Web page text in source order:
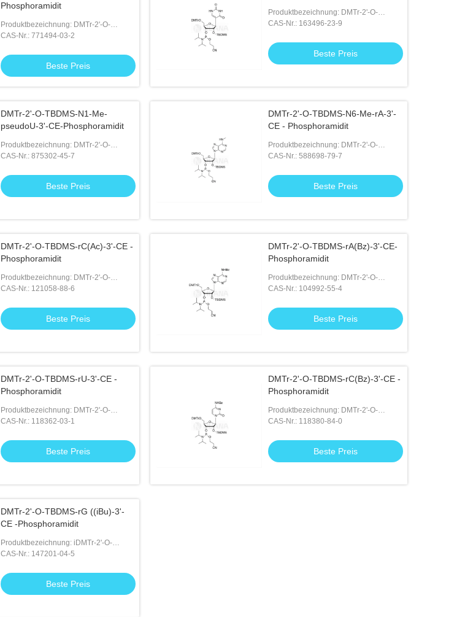
Phosphoramidit
Produktbezeichnung: DMTr-2'-O-
TBDMS-8-Azanebularin-3'-CE-
CAS-Nr.: 771494-03-2
Beste Preis
Produktbezeichnung: DMTr-2'-O-
TBDMS-pseudoU-3'-CE -
CAS-Nr.: 163496-23-9
Beste Preis
DMTr-2'-O-TBDMS-N1-Me-
pseudoU-3'-CE-Phosphoramidit
Produktbezeichnung: DMTr-2'-O-
TBDMS-N1-Me-pseudoU-3'-CE-
CAS-Nr.: 875302-45-7
Beste Preis
DMTr-2'-O-TBDMS-N6-Me-rA-3'-
CE - Phosphoramidit
Produktbezeichnung: DMTr-2'-O-
TBDMS-N6-Me-rA-3'-CE -
CAS-Nr.: 588698-79-7
Beste Preis
DMTr-2'-O-TBDMS-rC(Ac)-3'-CE -
Phosphoramidit
Produktbezeichnung: DMTr-2'-O-
TBDMS-rC(Ac)-3'-CE -Phosphoramidit
CAS-Nr.: 121058-88-6
Beste Preis
DMTr-2'-O-TBDMS-rA(Bz)-3'-CE-
Phosphoramidit
Produktbezeichnung: DMTr-2'-O-
TBDMS-rA(Bz)-3'-CE-Phosphoramidit
CAS-Nr.: 104992-55-4
Beste Preis
DMTr-2'-O-TBDMS-rU-3'-CE -
Phosphoramidit
Produktbezeichnung: DMTr-2'-O-
TBDMS-rU-3'-CE -Phosphoramidit
CAS-Nr.: 118362-03-1
Beste Preis
DMTr-2'-O-TBDMS-rC(Bz)-3'-CE -
Phosphoramidit
Produktbezeichnung: DMTr-2'-O-
TBDMS-rC(Bz)-3'-CE -Phosphoramidit
CAS-Nr.: 118380-84-0
Beste Preis
DMTr-2'-O-TBDMS-rG ((iBu)-3'-
CE -Phosphoramidit
Produktbezeichnung: iDMTr-2'-O-
TBDMS-rG ((iBu)-3'-CE -Phosphoramidit
CAS-Nr.: 147201-04-5
Beste Preis